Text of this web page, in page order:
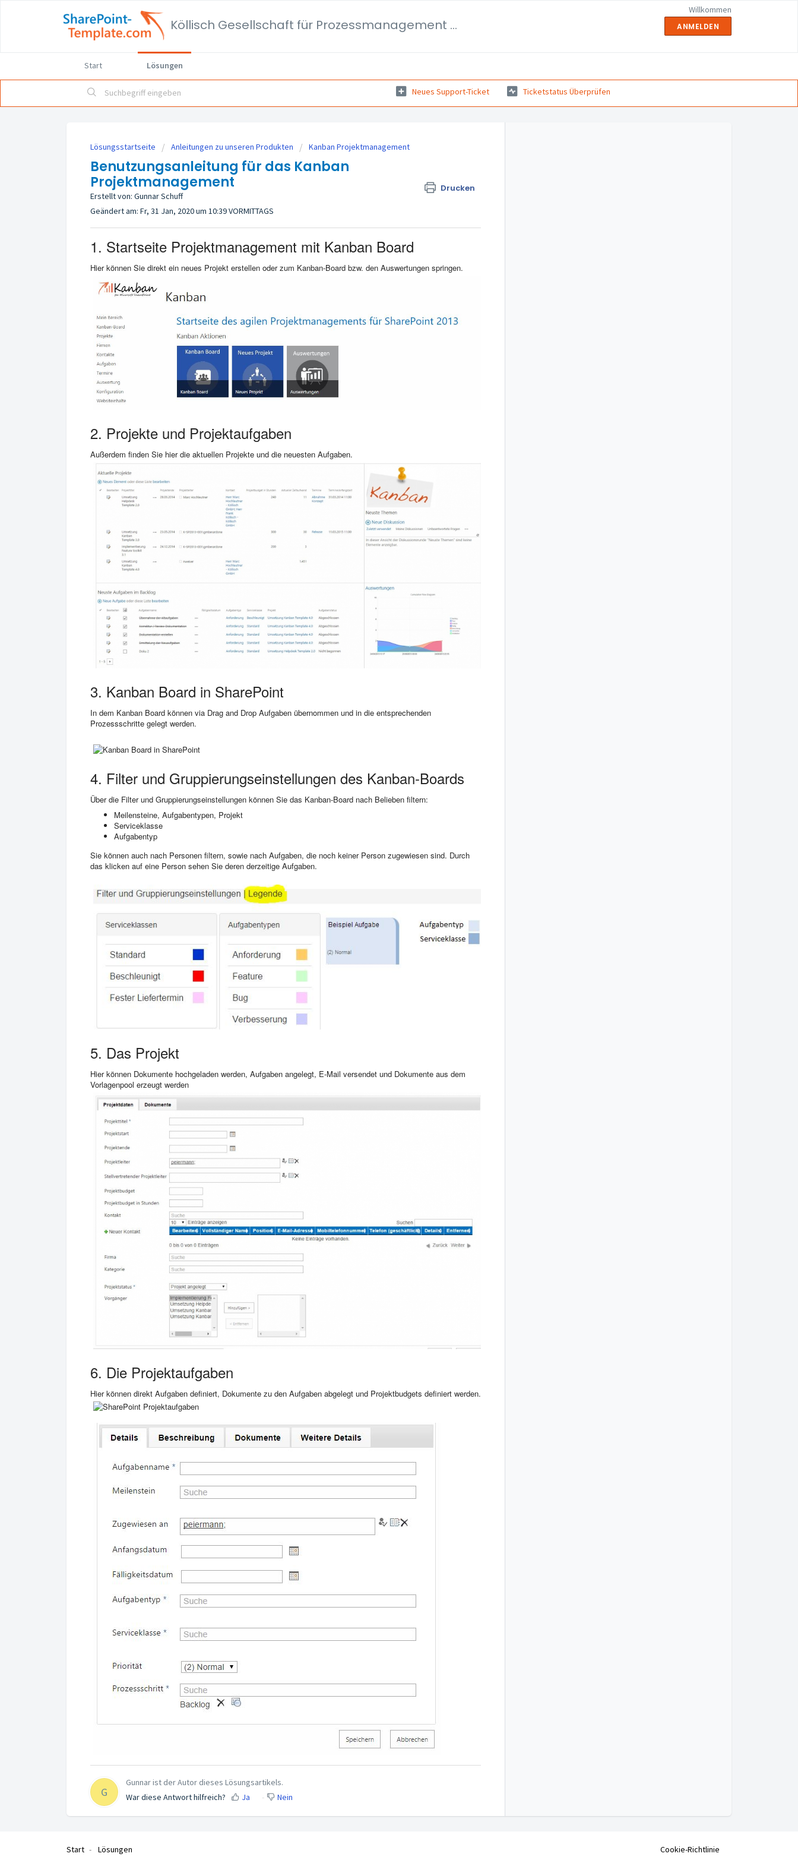
Köllisch Gesellschaft für Prozessmanagement mbH
Willkommen
ANMELDEN
Start Lösungen
Neues Support-Ticket Ticketstatus Überprüfen
Lösungsstartseite Anleitungen zu unseren Produkten Kanban Projektmanagement
Benutzungsanleitung für das Kanban
Projektmanagement
Drucken
Erstellt von: Gunnar Schuff
Geändert am: Fr, 31 Jan, 2020 um 10:39 VORMITTAGS
1. Startseite Projektmanagement mit Kanban Board
Hier können Sie direkt ein neues Projekt erstellen oder zum Kanban-Board bzw. den Auswertungen springen.
2. Projekte und Projektaufgaben
Außerdem finden Sie hier die aktuellen Projekte und die neuesten Aufgaben.
3. Kanban Board in SharePoint
In dem Kanban Board können via Drag and Drop Aufgaben übernommen und in die entsprechenden
Prozessschritte gelegt werden.
4. Filter und Gruppierungseinstellungen des Kanban-Boards
Über die Filter und Gruppierungseinstellungen können Sie das Kanban-Board nach Belieben filtern:
Meilensteine, Aufgabentypen, Projekt
Serviceklasse
Aufgabentyp
Sie können auch nach Personen filtern, sowie nach Aufgaben, die noch keiner Person zugewiesen sind. Durch
das klicken auf eine Person sehen Sie deren derzeitige Aufgaben.
5. Das Projekt
Hier können Dokumente hochgeladen werden, Aufgaben angelegt, E-Mail versendet und Dokumente aus dem
Vorlagenpool erzeugt werden
6. Die Projektaufgaben
Hier können direkt Aufgaben definiert, Dokumente zu den Aufgaben abgelegt und Projektbudgets definiert werden.
G
Gunnar ist der Autor dieses Lösungsartikels.
War diese Antwort hilfreich?
Ja Nein
Start Lösungen Cookie-Richtlinie